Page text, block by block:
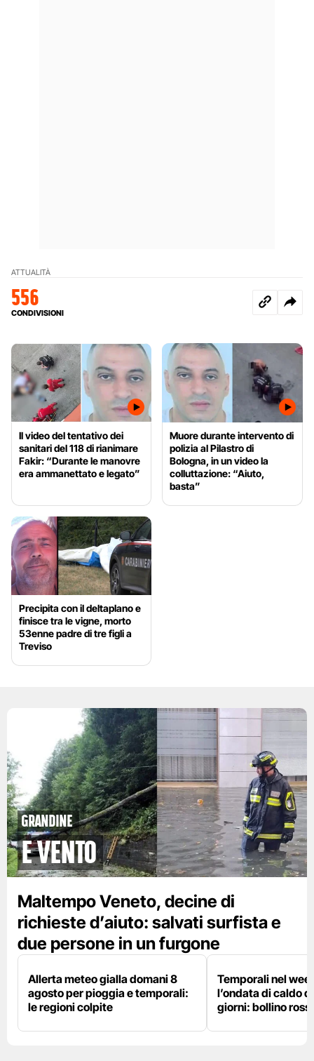
ATTUALITÀ
556
CONDIVISIONI
Il video del tentativo dei
sanitari del 118 di rianimare
Fakir: “Durante le manovre
era ammanettato e legato”
Muore durante intervento di
polizia al Pilastro di
Bologna, in un video la
colluttazione: “Aiuto,
basta”
Precipita con il deltaplano e
finisce tra le vigne, morto
53enne padre di tre figli a
Treviso
grandine
e vento
Maltempo Veneto, decine di
richieste d’aiuto: salvati surfista e
due persone in un furgone
Allerta meteo gialla domani 8
agosto per pioggia e temporali:
le regioni colpite
Temporali nel
l’ondata di caldo
giorni: bollino